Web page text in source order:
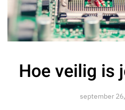
Hoe veilig is
september